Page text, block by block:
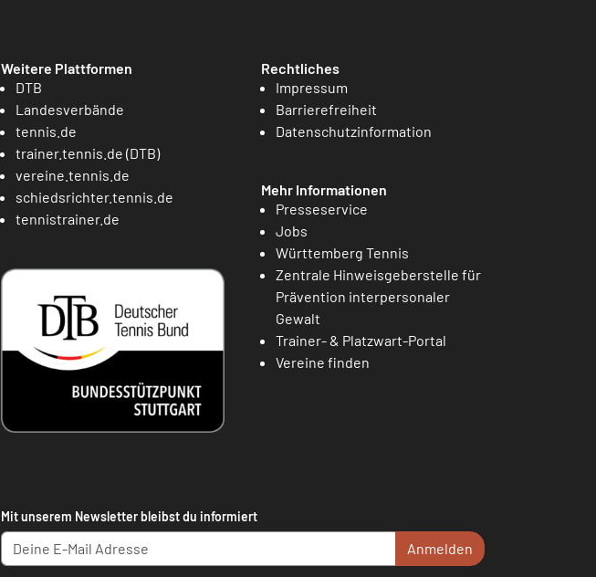
Weitere Plattformen
DTB
Landesverbände
tennis.de
trainer.tennis.de (DTB)
vereine.tennis.de
schiedsrichter.tennis.de
tennistrainer.de
Rechtliches
Impressum
Barrierefreiheit
Datenschutzinformation
Mehr Informationen
Presseservice
Jobs
Württemberg Tennis
Zentrale Hinweisgeberstelle für
Prävention interpersonaler
Gewalt
Trainer- & Platzwart-Portal
Vereine finden
Mit unserem Newsletter bleibst du informiert
Anmelden